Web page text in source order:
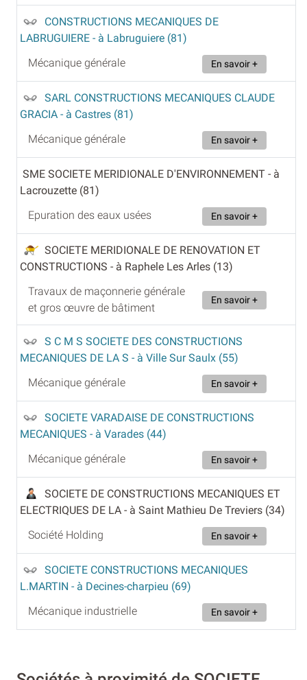
CONSTRUCTIONS MECANIQUES DE
LABRUGUIERE - à Labruguiere (81)
Mécanique générale
En savoir +
SARL CONSTRUCTIONS MECANIQUES CLAUDE
GRACIA - à Castres (81)
Mécanique générale
En savoir +
SME SOCIETE MERIDIONALE D'ENVIRONNEMENT - à
Lacrouzette (81)
Epuration des eaux usées
En savoir +
SOCIETE MERIDIONALE DE RENOVATION ET
CONSTRUCTIONS - à Raphele Les Arles (13)
Travaux de maçonnerie générale
et gros œuvre de bâtiment
En savoir +
S C M S SOCIETE DES CONSTRUCTIONS
MECANIQUES DE LA S - à Ville Sur Saulx (55)
Mécanique générale
En savoir +
SOCIETE VARADAISE DE CONSTRUCTIONS
MECANIQUES - à Varades (44)
Mécanique générale
En savoir +
SOCIETE DE CONSTRUCTIONS MECANIQUES ET
ELECTRIQUES DE LA - à Saint Mathieu De Treviers (34)
Société Holding
En savoir +
SOCIETE CONSTRUCTIONS MECANIQUES
L.MARTIN - à Decines-charpieu (69)
Mécanique industrielle
En savoir +